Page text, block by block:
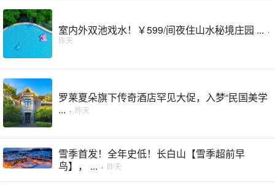
室内外双池戏水！￥599/间夜住山水秘境庄园 ... ·
昨天
罗莱夏朵旗下传奇酒店罕见大促，入梦“民国美学
... · 昨天
雪季首发！全年史低！长白山【雪季超前早
鸟】， ... · 昨天